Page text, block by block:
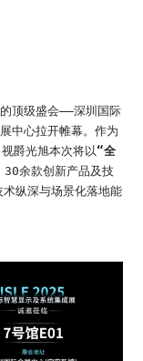
顶级盛会——深圳国际
中心拉开帷幕。作为
爵光旭本次将以“全
30余款创新产品及技
纵深与场景化落地能